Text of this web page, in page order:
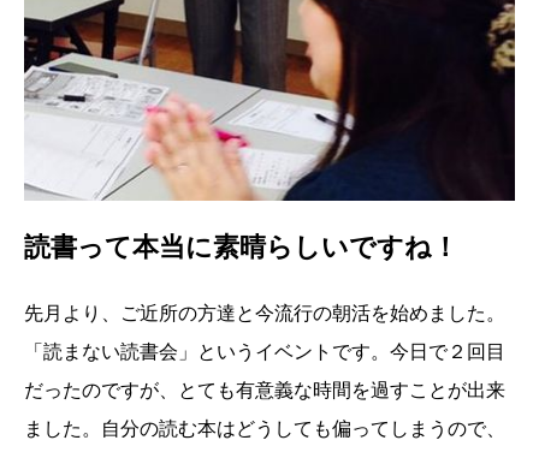
読書って本当に素晴らしいですね！
先月より、ご近所の方達と今流行の朝活を始めました。
「読まない読書会」というイベントです。今日で２回目
だったのですが、とても有意義な時間を過すことが出来
ました。自分の読む本はどうしても偏ってしまうので、